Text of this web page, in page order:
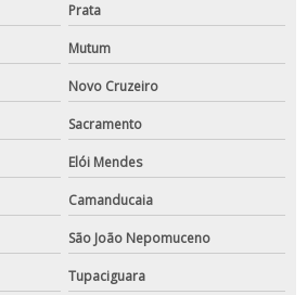
Prata
Mutum
Novo Cruzeiro
Sacramento
Elói Mendes
Camanducaia
São João Nepomuceno
Tupaciguara